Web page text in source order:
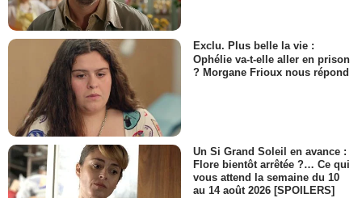
Exclu. Plus belle la vie :
Ophélie va-t-elle aller en prison
? Morgane Frioux nous répond
Un Si Grand Soleil en avance :
Flore bientôt arrêtée ?… Ce qui
vous attend la semaine du 10
au 14 août 2026 [SPOILERS]